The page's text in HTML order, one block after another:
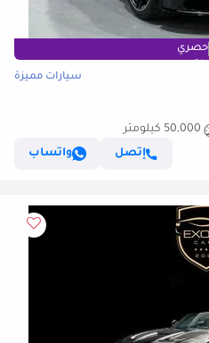
حصري
سيارات مميزة
50,000 كيلومتر
إتصل
واتساب